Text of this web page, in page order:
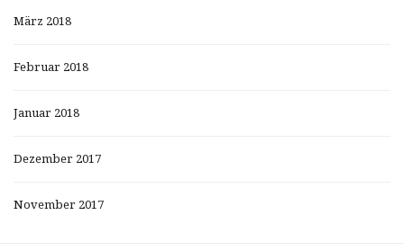
März 2018
Februar 2018
Januar 2018
Dezember 2017
November 2017